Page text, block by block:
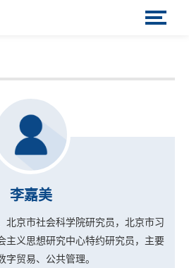
李嘉美
北京市社会科学院研究员，北京市习
主义思想研究中心特约研究员，主要
贸易、公共管理。